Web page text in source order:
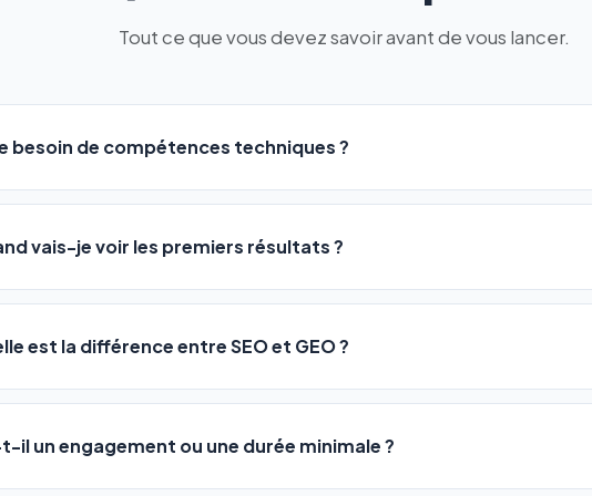
Tout ce que vous devez savoir avant de vous lancer.
besoin de compétences techniques ?
pas. Notre logiciel a été conçu pour être accessible àtous les profils:
PME ou agences. Pas de code, pas de configuration complexe —
votre site, décrivez votre activité, et le logiciel gère tout en automatique
vais-je voir les premiers résultats ?
nos utilisateurs observent une amélioration de leur positionnement en4
de bord.
est la différence entre SEO et GEO ?
Engine Optimization) vous positionne sur les moteurs classiques :
Engine Optimization) va plus loin : il fait en sorte que les IA
vous citent comme référence dans leurs réponses. Notre
et automatiquement.
il un engagement ou une durée minimale ?